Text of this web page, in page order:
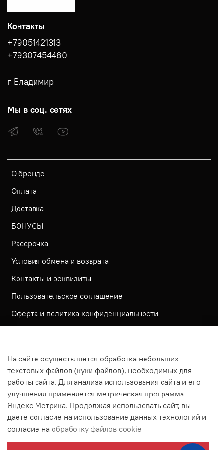
О бренде
Оплата
Доставка
БОНУСЫ
Рассрочка
Условия обмена и возврата
Контакты и реквизиты
Пользовательское соглашение
Оферта и политика конфиденциальности
Согласие посетителя сайта на обработку
персональных данных
На сайте используется метрическая система ЯНДЕКС
МЕТРИКА
На сайте применяются рекомендательные технологии
Согласие на получение рассылки рекламно-
Контакты
+79051421313
+79307454480
г Владимир
Мы в соц. сетях
На сайте осуществляется обработка небольших
текстовых файлов (куки файлов), необходимых для
работы сайта. Для анализа использования сайта и его
улучшения применяется метрическая программа
Яндекс Метрика. Продолжая использовать сайт, вы
даете согласие на использование данных технологий и
согласие на обработку файлов cookie